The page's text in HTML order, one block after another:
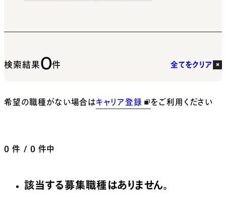
検索結果0件 全てをクリア
希望の職種がない場合はキャリア登録 をご利用ください
0 件 / 0 件中
該当する募集職種はありません。